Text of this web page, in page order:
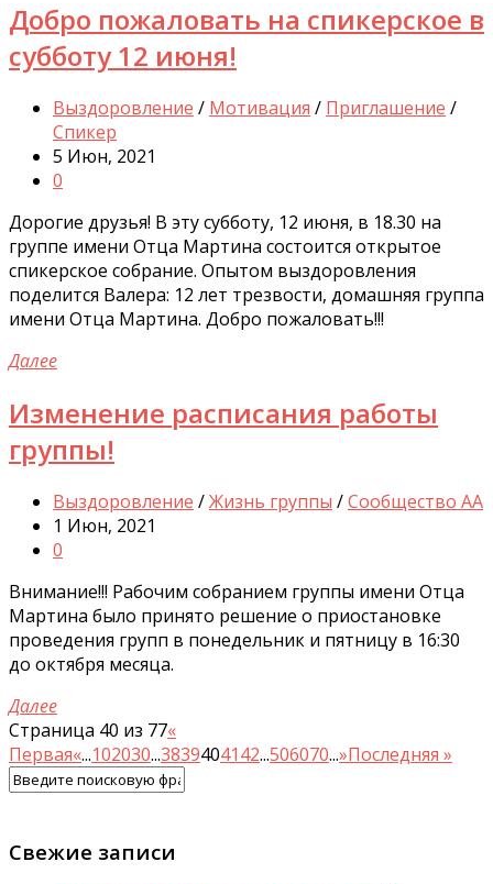
Добро пожаловать на спикерское в
субботу 12 июня!
Выздоровление / Мотивация / Приглашение /
Спикер
5 Июн, 2021
0
Дорогие друзья! В эту субботу, 12 июня, в 18.30 на
группе имени Отца Мартина состоится открытое
спикерское собрание. Опытом выздоровления
поделится Валера: 12 лет трезвости, домашняя группа
имени Отца Мартина. Добро пожаловать!!!
Далее
Изменение расписания работы
группы!
Выздоровление /Жизнь группы /Сообщество АА
1 Июн, 2021
0
Внимание!!! Рабочим собранием группы имени Отца
Мартина было принято решение о приостановке
проведения групп в понедельник и пятницу в 16:30
до октября месяца.
Далее
Страница 40 из 77«
Первая«...102030...3839404142...506070...»Последняя »
Свежие записи